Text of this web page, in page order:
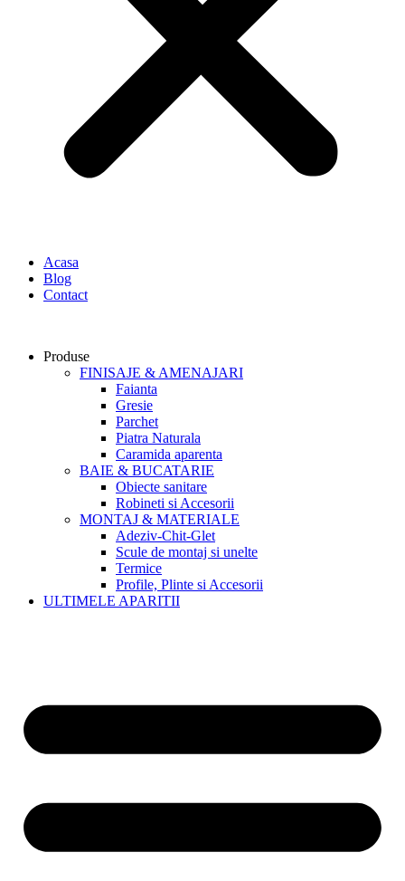
Acasa
Blog
Contact
Produse
FINISAJE & AMENAJARI
Faianta
Gresie
Parchet
Piatra Naturala
Caramida aparenta
BAIE & BUCATARIE
Obiecte sanitare
Robineti si Accesorii
MONTAJ & MATERIALE
Adeziv-Chit-Glet
Scule de montaj si unelte
Termice
Profile, Plinte si Accesorii
ULTIMELE APARITII